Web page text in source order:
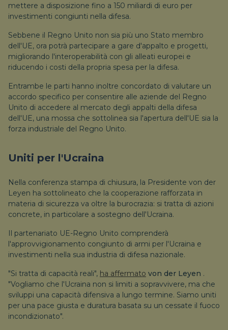
mettere a disposizione fino a 150 miliardi di euro per
investimenti congiunti nella difesa.
Sebbene il Regno Unito non sia più uno Stato membro
dell'UE, ora potrà partecipare a gare d'appalto e progetti,
migliorando l'interoperabilità con gli alleati europei e
riducendo i costi della propria spesa per la difesa.
Entrambe le parti hanno inoltre concordato di valutare un
accordo specifico per consentire alle aziende del Regno
Unito di accedere al mercato degli appalti della difesa
dell'UE, una mossa che sottolinea sia l'apertura dell'UE sia la
forza industriale del Regno Unito.
Uniti per l'Ucraina
Nella conferenza stampa di chiusura, la Presidente von der
Leyen ha sottolineato che la cooperazione rafforzata in
materia di sicurezza va oltre la burocrazia: si tratta di azioni
concrete, in particolare a sostegno dell'Ucraina.
Il partenariato UE-Regno Unito comprenderà
l'approvvigionamento congiunto di armi per l'Ucraina e
investimenti nella sua industria di difesa nazionale.
"Si tratta di capacità reali", ha affermato von der Leyen .
"Vogliamo che l'Ucraina non si limiti a sopravvivere, ma che
sviluppi una capacità difensiva a lungo termine. Siamo uniti
per una pace giusta e duratura basata su un cessate il fuoco
incondizionato".